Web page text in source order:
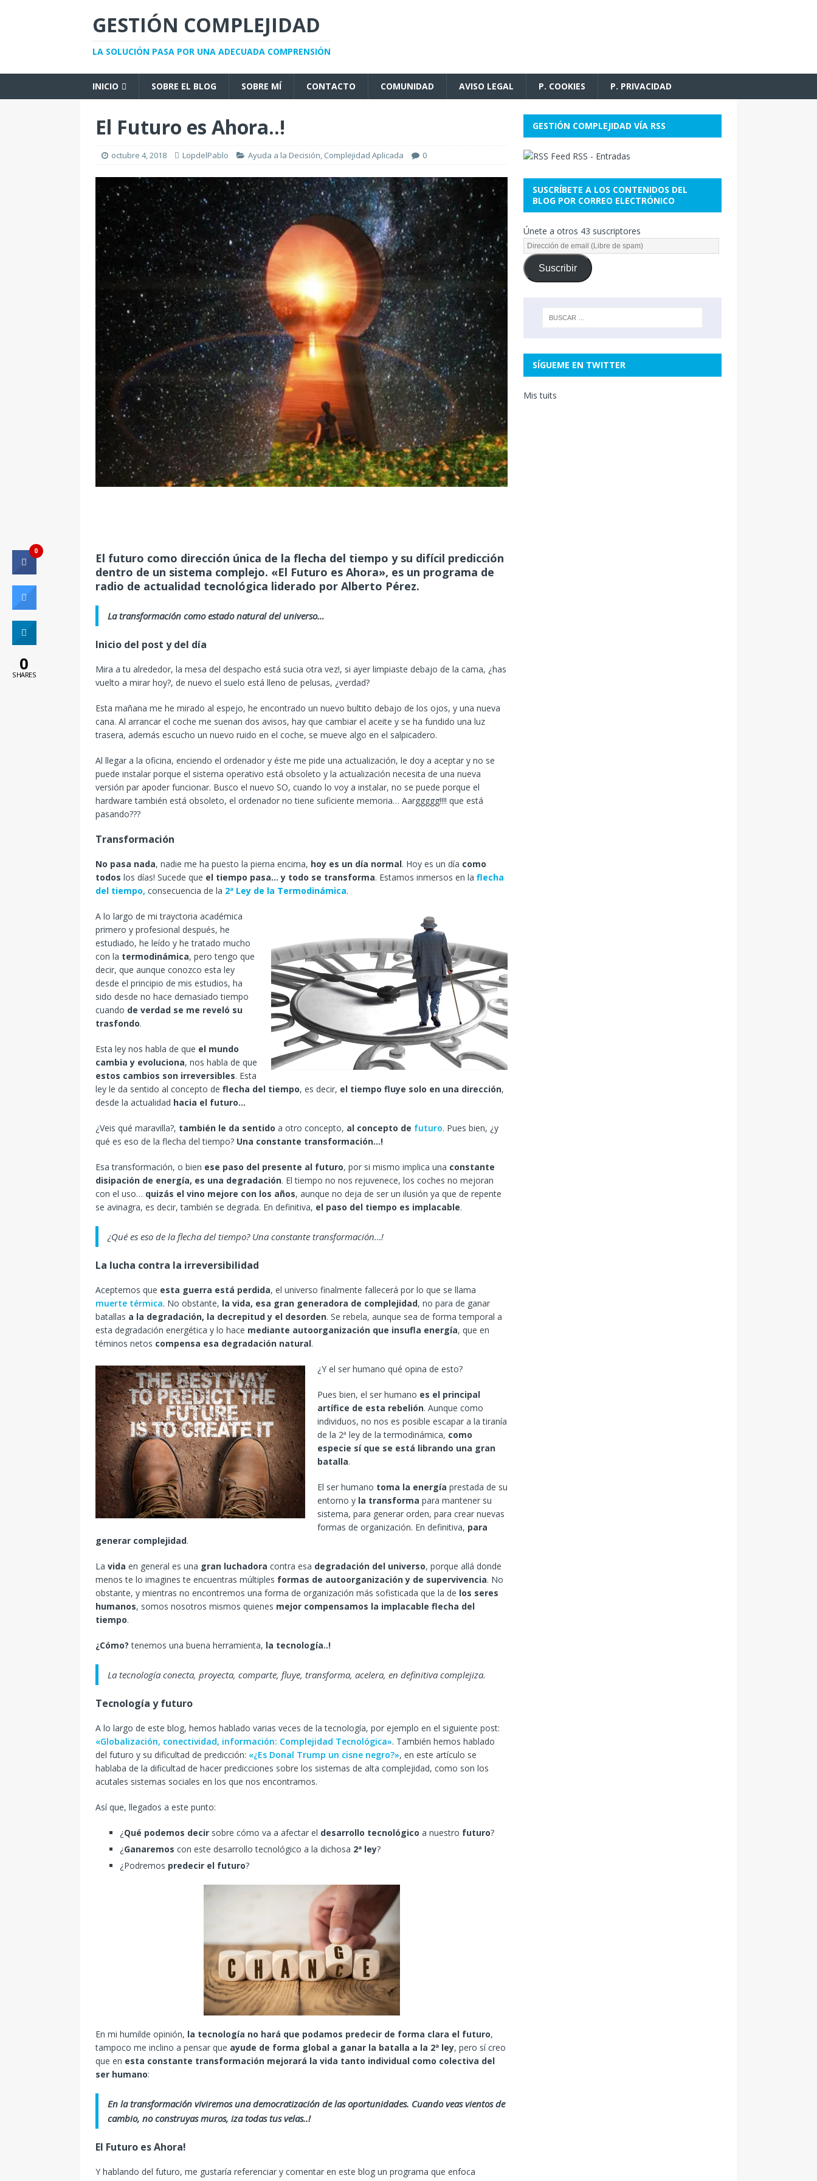
GESTIÓN COMPLEJIDAD
LA SOLUCIÓN PASA POR UNA ADECUADA COMPRENSIÓN
INICIO SOBRE EL BLOG SOBRE MÍ CONTACTO COMUNIDAD AVISO LEGAL P. COOKIES P. PRIVACIDAD
El Futuro es Ahora..!
octubre 4, 2018 LopdelPablo Ayuda a la Decisión, Complejidad Aplicada 0
El futuro como dirección única de la flecha del tiempo y su difícil predicción
dentro de un sistema complejo. «El Futuro es Ahora», es un programa de
radio de actualidad tecnológica liderado por Alberto Pérez.
La transformación como estado natural del universo…
Inicio del post y del día
Mira a tu alrededor, la mesa del despacho está sucia otra vez!, si ayer limpiaste debajo de la cama, ¿has
vuelto a mirar hoy?, de nuevo el suelo está lleno de pelusas, ¿verdad?
Esta mañana me he mirado al espejo, he encontrado un nuevo bultito debajo de los ojos, y una nueva
cana. Al arrancar el coche me suenan dos avisos, hay que cambiar el aceite y se ha fundido una luz
trasera, además escucho un nuevo ruido en el coche, se mueve algo en el salpicadero.
Al llegar a la oficina, enciendo el ordenador y éste me pide una actualización, le doy a aceptar y no se
puede instalar porque el sistema operativo está obsoleto y la actualización necesita de una nueva
versión par apoder funcionar. Busco el nuevo SO, cuando lo voy a instalar, no se puede porque el
hardware también está obsoleto, el ordenador no tiene suficiente memoria… Aarggggg!!!! que está
pasando???
Transformación
No pasa nada, nadie me ha puesto la pierna encima, hoy es un día normal. Hoy es un día como
todos los días! Sucede que el tiempo pasa… y todo se transforma. Estamos inmersos en la flecha
del tiempo, consecuencia de la 2ª Ley de la Termodinámica.
A lo largo de mi trayctoria académica
primero y profesional después, he
estudiado, he leído y he tratado mucho
con la termodinámica, pero tengo que
decir, que aunque conozco esta ley
desde el principio de mis estudios, ha
sido desde no hace demasiado tiempo
cuando de verdad se me reveló su
trasfondo.
Esta ley nos habla de que el mundo
cambia y evoluciona, nos habla de que
estos cambios son irreversibles. Esta
ley le da sentido al concepto de flecha del tiempo, es decir, el tiempo fluye solo en una dirección,
desde la actualidad hacia el futuro…
¿Veis qué maravilla?, también le da sentido a otro concepto, al concepto de futuro. Pues bien, ¿y
qué es eso de la flecha del tiempo? Una constante transformación…!
Esa transformación, o bien ese paso del presente al futuro, por si mismo implica una constante
disipación de energía, es una degradación. El tiempo no nos rejuvenece, los coches no mejoran
con el uso… quizás el vino mejore con los años, aunque no deja de ser un ilusión ya que de repente
se avinagra, es decir, también se degrada. En definitiva, el paso del tiempo es implacable.
¿Qué es eso de la flecha del tiempo? Una constante transformación…!
La lucha contra la irreversibilidad
Aceptemos que esta guerra está perdida, el universo finalmente fallecerá por lo que se llama
muerte térmica. No obstante, la vida, esa gran generadora de complejidad, no para de ganar
batallas a la degradación, la decrepitud y el desorden. Se rebela, aunque sea de forma temporal a
esta degradación energética y lo hace mediante autoorganización que insufla energía, que en
téminos netos compensa esa degradación natural.
¿Y el ser humano qué opina de esto?
Pues bien, el ser humano es el principal
artífice de esta rebelión. Aunque como
individuos, no nos es posible escapar a la tiranía
de la 2ª ley de la termodinámica, como
especie sí que se está librando una gran
batalla.
El ser humano toma la energía prestada de su
entorno y la transforma para mantener su
sistema, para generar orden, para crear nuevas
formas de organización. En definitiva, para
generar complejidad.
La vida en general es una gran luchadora contra esa degradación del universo, porque allá donde
menos te lo imagines te encuentras múltiples formas de autoorganización y de supervivencia. No
obstante, y mientras no encontremos una forma de organización más sofisticada que la de los seres
humanos, somos nosotros mismos quienes mejor compensamos la implacable flecha del
tiempo.
¿Cómo? tenemos una buena herramienta, la tecnología..!
La tecnología conecta, proyecta, comparte, fluye, transforma, acelera, en definitiva complejiza.
Tecnología y futuro
A lo largo de este blog, hemos hablado varias veces de la tecnología, por ejemplo en el siguiente post:
«Globalización, conectividad, información: Complejidad Tecnológica». También hemos hablado
del futuro y su dificultad de predicción: «¿Es Donal Trump un cisne negro?», en este artículo se
hablaba de la dificultad de hacer predicciones sobre los sistemas de alta complejidad, como son los
acutales sistemas sociales en los que nos encontramos.
Así que, llegados a este punto:
¿Qué podemos decir sobre cómo va a afectar el desarrollo tecnológico a nuestro futuro?
¿Ganaremos con este desarrollo tecnológico a la dichosa 2ª ley?
¿Podremos predecir el futuro?
En mi humilde opinión, la tecnología no hará que podamos predecir de forma clara el futuro,
tampoco me inclino a pensar que ayude de forma global a ganar la batalla a la 2ª ley, pero sí creo
que en esta constante transformación mejorará la vida tanto individual como colectiva del
ser humano:
En la transformación viviremos una democratización de las oportunidades. Cuando veas vientos de
cambio, no construyas muros, iza todas tus velas..!
El Futuro es Ahora!
Y hablando del futuro, me gustaría referenciar y comentar en este blog un programa que enfoca
GESTIÓN COMPLEJIDAD VÍA RSS
RSS - Entradas
SUSCRÍBETE A LOS CONTENIDOS DEL
BLOG POR CORREO ELECTRÓNICO
Únete a otros 43 suscriptores
Suscribir
SÍGUEME EN TWITTER
Mis tuits
0
0
SHARES